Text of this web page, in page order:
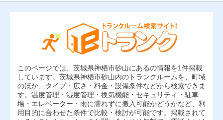
このページでは、茨城県神栖市砂山にあるの情報を1件掲載
しています。茨城県神栖市砂山内のトランクルームを、町域
のほか、タイプ・広さ・料金・設備条件などから検索できま
す。温度管理・湿度管理・換気機能・セキュリティ・駐車
場・エレベーター・雨に濡れずに搬入可能かどうかなど、利
用目的に合わせた条件で比較・検討が可能です。掲載されて